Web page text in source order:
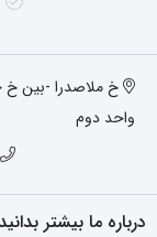
واحد دوم
درباره ما بیشتر